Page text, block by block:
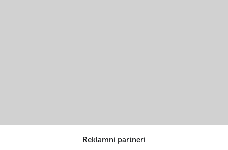
Reklamní partneri